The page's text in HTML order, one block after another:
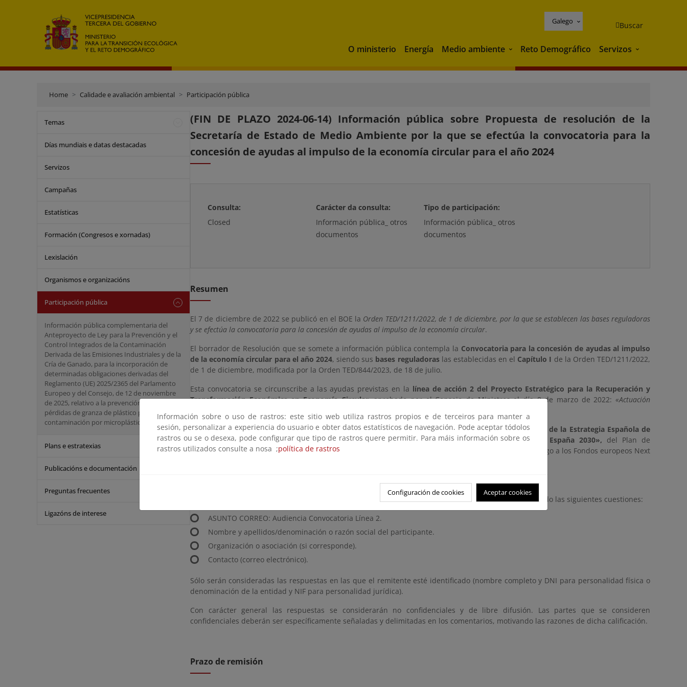
Galego Buscar
O ministerio Energía Medio ambiente Medio ambiente
Reto Demográfico Servizos Servizos
Home Calidade e avaliación ambiental Participación pública
Temas
Días mundiais e datas destacadas
Servizos
Campañas
Estatísticas
Formación (Congresos e xornadas)
Lexislación
Organismos e organizacións
Participación pública
Información pública complementaria del
Anteproyecto de Ley para la Prevención y el
Control Integrados de la Contaminación
Derivada de las Emisiones Industriales y de la
Cría de Ganado, para la incorporación de
determinadas obligaciones derivadas del
Reglamento (UE) 2025/2365 del Parlamento
Europeo y del Consejo, de 12 de noviembre
de 2025, relativo a la prevención de las
pérdidas de granza de plástico para reducir la
contaminación por microplásticos.
Plans e estratexias
Publicacións e documentación
Preguntas frecuentes
Ligazóns de interese
(FIN DE PLAZO 2024-06-14) Información pública sobre Propuesta de resolución de la
Secretaría de Estado de Medio Ambiente por la que se efectúa la convocatoria para la
concesión de ayudas al impulso de la economía circular para el año 2024
Consulta:
Closed
Carácter da consulta:
Información pública_ otros
documentos
Tipo de participación:
Información pública_ otros
documentos
Resumen
El 7 de diciembre de 2022 se publicó en el BOE la Orden TED/1211/2022, de 1 de diciembre, por la que se establecen las bases reguladoras
y se efectúa la convocatoria para la concesión de ayudas al impulso de la economía circular.
El borrador de Resolución que se somete a información pública contempla la Convocatoria para la concesión de ayudas al impulso
de la economía circular para el año 2024, siendo sus bases reguladoras las establecidas en el Capítulo I de la Orden TED/1211/2022,
de 1 de diciembre, modificada por la Orden TED/844/2023, de 18 de julio.
Esta convocatoria se circunscribe a las ayudas previstas en la línea de acción 2 del Proyecto Estratégico para la Recuperación y
Transformación Económica en Economía Circular, aprobado por el Consejo de Ministros el día 8 de marzo de 2022: «Actuación
Adicionalmente, las ayudas se enmarcan en la inversiónC12.I3 «Plan de apoyo a la implementación de la Estrategia Española de
Economía Circular y a la normativa de residuos» del Componente 12 «Política Industrial de España 2030», del Plan de
Recuperación, Transformación y Resiliencia (PRTR) del Gobierno de España, siendo financiadas con cargo a los Fondos europeos Next
Las alegaciones podrán remitirse a la dirección de correo:ecacye@fundacion-biodiversidad.esindicando las siguientes cuestiones:
ASUNTO CORREO: Audiencia Convocatoria Línea 2.
Nombre y apellidos/denominación o razón social del participante.
Organización o asociación (si corresponde).
Contacto (correo electrónico).
Sólo serán consideradas las respuestas en las que el remitente esté identificado (nombre completo y DNI para personalidad física o
denominación de la entidad y NIF para personalidad jurídica).
Con carácter general las respuestas se considerarán no confidenciales y de libre difusión. Las partes que se consideren
confidenciales deberán ser específicamente señaladas y delimitadas en los comentarios, motivando las razones de dicha calificación.
Prazo de remisión
Información sobre o uso de rastros: este sitio web utiliza rastros propios e de terceiros para manter a
sesión, personalizar a experiencia do usuario e obter datos estatísticos de navegación. Pode aceptar tódolos
rastros ou se o desexa, pode configurar que tipo de rastros quere permitir. Para máis información sobre os
rastros utilizados consulte a nosa ;política de rastros
Configuración de cookies Aceptar cookies